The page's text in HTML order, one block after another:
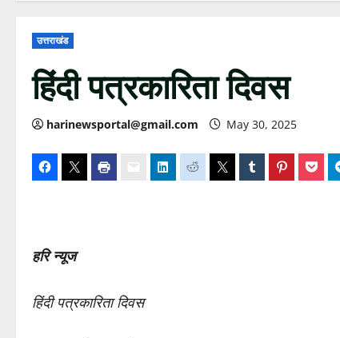
उत्तराखंड
हिंदी पत्रकारिता दिवस
harinewsportal@gmail.com May 30, 2025
हरि न्यूज
हिंदी पत्रकारिता दिवस